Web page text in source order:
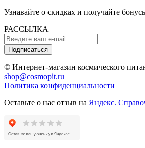
Узнавайте о скидках и получайте
РАССЫЛКА
Подписаться
© Интернет-магазин космического
shop@cosmopit.ru
Политика конфиденциальности
Оставьте о нас отзыв на Яндекс.